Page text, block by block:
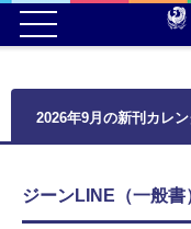
2026年9月の新刊カレ
ジーンLINE（一般